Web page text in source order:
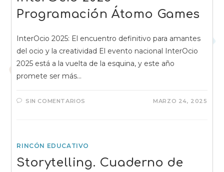
Programación Átomo Games
InterOcio 2025: El encuentro definitivo para amantes
del ocio y la creatividad El evento nacional InterOcio
2025 está a la vuelta de la esquina, y este año
promete ser más…
SIN COMENTARIOS MARZO 24, 2025
RINCÓN EDUCATIVO
Storytelling. Cuaderno de